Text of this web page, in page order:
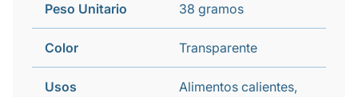
Peso Unitario 38 gramos
Color Transparente
Usos
Alimentos calientes,